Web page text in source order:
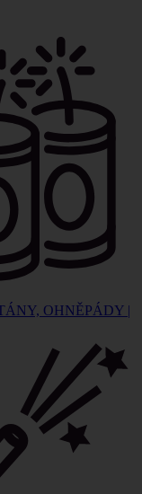
OHNĚPÁDY |